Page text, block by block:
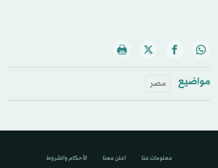
مواضيع مصر
معلومات عنا اعلن معنا الأحكام والشروط